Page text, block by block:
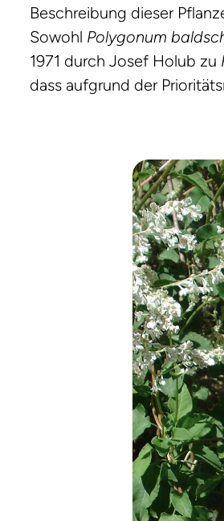
Beschreibung dieser
Sowohl Polygonum
1971 durch Josef Holub zu
dass aufgrund der